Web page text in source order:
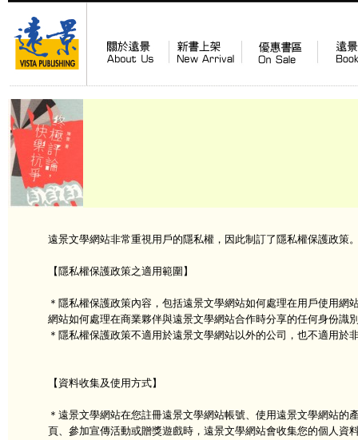
遠景文學網站非常重視用戶的隱私權，因此制訂了隱私權保護政策
【隱私權保護政策之適用範圍】
＊隱私權保護政策內容，包括遠景文學網站如何處理在用戶使用網
網站如何處理在商業夥伴與遠景文學網站合作時分享的任何身份識
＊隱私權保護政策不適用於遠景文學網站以外的公司，也不適用於
【資料收集及使用方式】
＊遠景文學網站在您註冊遠景文學網站帳號、使用遠景文學網站的
頁、參加宣傳活動或贈獎遊戲時，遠景文學網站會收集您的個人資